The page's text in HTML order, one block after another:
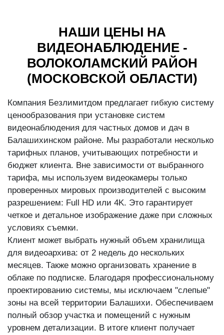
НАШИ ЦЕНЫ НА
ВИДЕОНАБЛЮДЕНИЕ -
ВОЛОКОЛАМСКИЙ РАЙОН
(МОСКОВСКОЙ ОБЛАСТИ)
Компания Безлимитдом предлагает гибкую систему
ценообразования при установке систем
видеонаблюдения для частных домов и дач в
Балашихинском районе. Мы разработали несколько
тарифных планов, учитывающих потребности и
бюджет клиента. Вне зависимости от выбранного
тарифа, мы используем видеокамеры только
проверенных мировых производителей с высоким
разрешением: Full HD или 4K. Это гарантирует
четкое и детальное изображение даже при сложных
условиях съемки.
Клиент может выбрать нужный объем хранилища
для видеоархива: от 2 недель до нескольких
месяцев. Также можно организовать хранение в
облаке по подписке. Благодаря профессиональному
проектированию системы, мы исключаем "слепые"
зоны на всей территории Балашихи. Обеспечиваем
полный обзор участка и помещений с нужным
уровнем детализации. В итоге клиент получает